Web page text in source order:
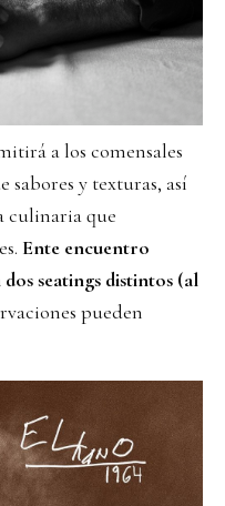
a los comensales
sabores y texturas, así
culinaria que
Ente encuentro
seatings distintos (al
pueden